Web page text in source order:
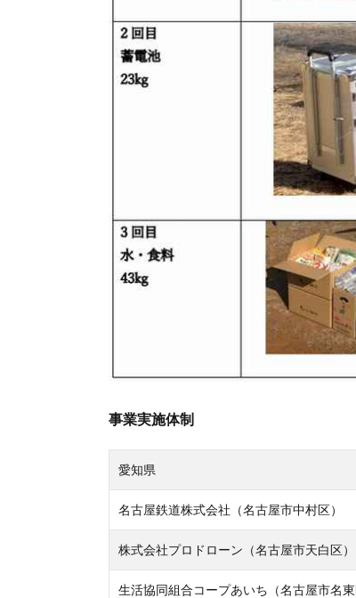
事業実施体制
愛知県
名古屋鉄道株式会社（名古屋市中村区）
株式会社プロドローン（名古屋市天白区）
生活協同組合コープあいち（名古屋市名東